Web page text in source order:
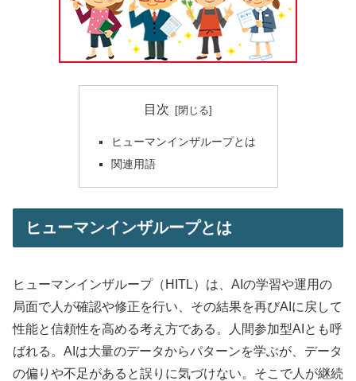
目次
ヒューマンインザループとは
関連用語
ヒューマンインザループとは
ヒューマンインザループ（HITL）は、AIの学習や運用の
局面で人が確認や修正を行い、その結果を再びAIに戻して
性能と信頼性を高める考え方である。人間参加型AIとも呼
ばれる。AIは大量のデータからパターンを学ぶが、データ
の偏りや不足があると誤りに気づけない。そこで人が継続